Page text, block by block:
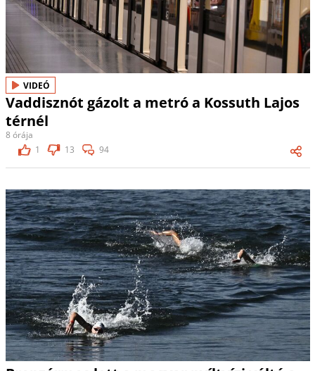
VIDEÓ
Vaddisznót gázolt a metró a Kossuth Lajos
térnél
8 órája
1
13 94